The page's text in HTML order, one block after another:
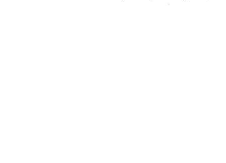
наразі над впровадженням відкритого банкінгу в